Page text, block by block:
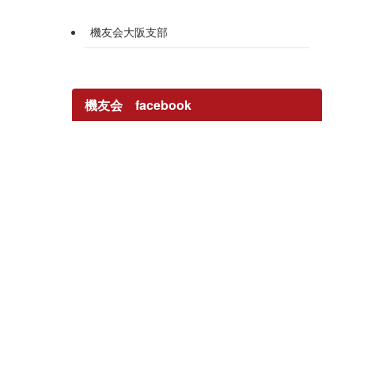
機友会大阪支部
機友会 facebook